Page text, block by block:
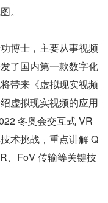
。
博士，主要从事视频
了国内第一款数字化
带来《虚拟现实视频
虚拟现实视频的应用
冬奥会交互式 VR
术挑战，重点讲解 Q
、FoV 传输等关键技